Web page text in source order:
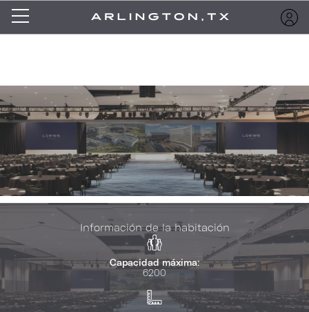
Información de la habitación
Capacidad máxima:
6200